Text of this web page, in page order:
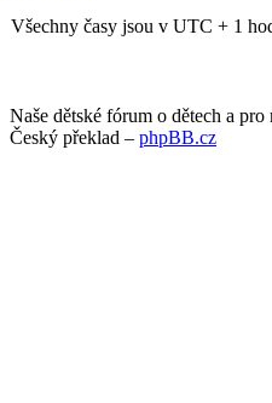
Všechny časy jsou v UTC + 1
Naše dětské fórum o dětech a
Český překlad – phpBB.cz